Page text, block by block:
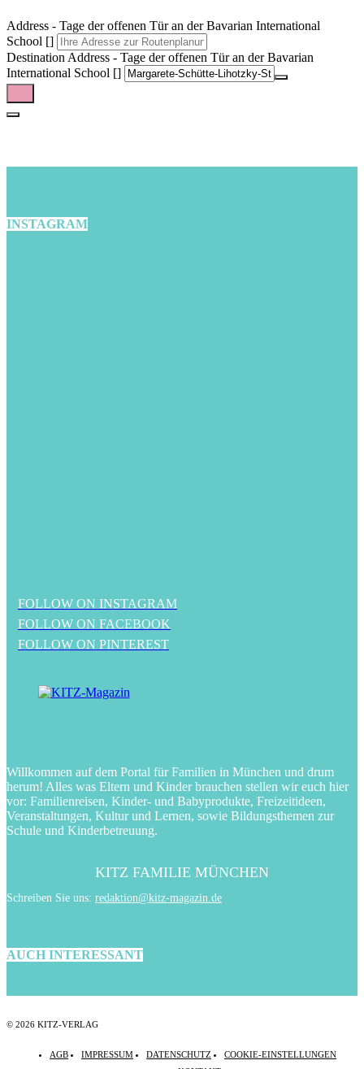
Address - Tage der offenen Tür an der Bavarian International
School []
Destination Address - Tage der offenen Tür an der Bavarian
International School []
INSTAGRAM
FOLLOW ON INSTAGRAM
FOLLOW ON FACEBOOK
FOLLOW ON PINTEREST
Willkommen auf dem Portal für Familien in München und drum
herum! Alles was Eltern und Kinder brauchen stellen wir euch hier
vor: Familienreisen, Kinder- und Babyprodukte, Freizeitideen,
Veranstaltungen, Kultur und Lernen, sowie Bildungsthemen zur
Schule und Kinderbetreuung.
KITZ FAMILIE MÜNCHEN
Schreiben Sie uns: redaktion@kitz-magazin.de
AUCH INTERESSANT
© 2026 KITZ-VERLAG
AGB IMPRESSUM DATENSCHUTZ
COOKIE-EINSTELLUNGEN